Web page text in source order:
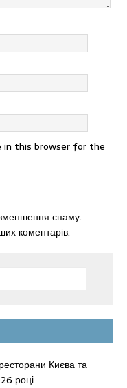
in this browser for the
спаму.
коментарів.
Києва та
році